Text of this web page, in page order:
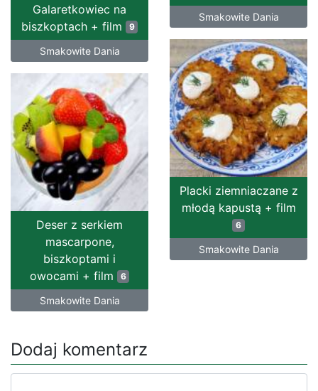
Smakowite Dania
Galaretkowiec na
biszkoptach + film
9
Smakowite Dania
Placki ziemniaczane z
młodą kapustą + film
6
Smakowite Dania
Deser z serkiem
mascarpone,
biszkoptami i
owocami + film
6
Smakowite Dania
Dodaj komentarz